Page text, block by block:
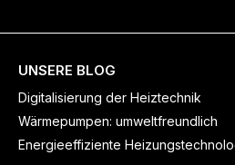
UNSERE BLOG
Digitalisierung der Heiztechnik
Wärmepumpen: umweltfreundlich
Energieeffiziente